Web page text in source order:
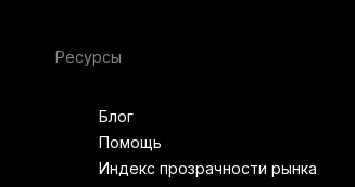
Ресурсы
Блог
Помощь
Индекс прозрачности рынка